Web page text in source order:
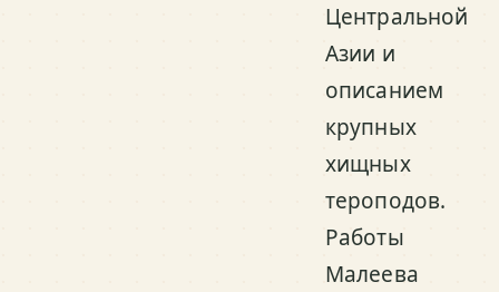
Центральной
Азии и
описанием
крупных
хищных
тероподов.
Работы
Малеева